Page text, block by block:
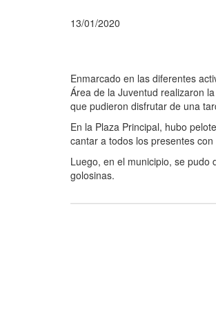
13/01/2020
Enmarcado en las diferentes
Área de la Juventud realizaron
que pudieron disfrutar de una
En la Plaza Principal, hubo
cantar a todos los presentes con
Luego, en el municipio, se pudo
golosinas.